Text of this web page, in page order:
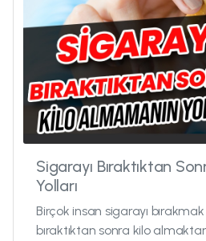
Sigarayı Bıraktıktan
Yolları
Birçok insan sigarayı
bıraktıktan sonra kilo